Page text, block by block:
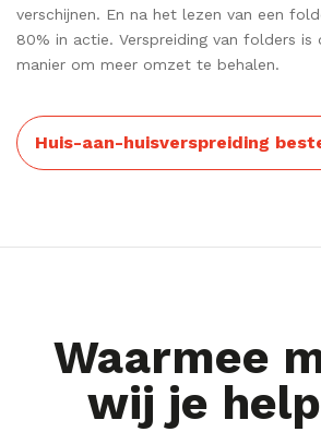
verschijnen. En na het lezen van een
80% in actie. Verspreiding van folders is
manier om meer omzet te behalen.
Huis-aan-huisverspreiding
Waarmee
wij je